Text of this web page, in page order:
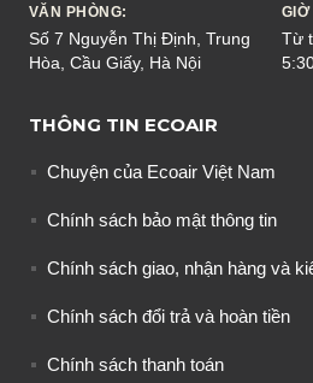
VĂN PHÒNG:
Số 7 Nguyễn Thị Định, Trung
Hòa, Cầu Giấy, Hà Nội
GIỜ
Từ
THÔNG TIN ECOAIR
Chuyện của Ecoair Việt Nam
Chính sách bảo mật thông tin
Chính sách giao, nhận hàng và
Chính sách đổi trả và hoàn tiền
Chính sách thanh toán